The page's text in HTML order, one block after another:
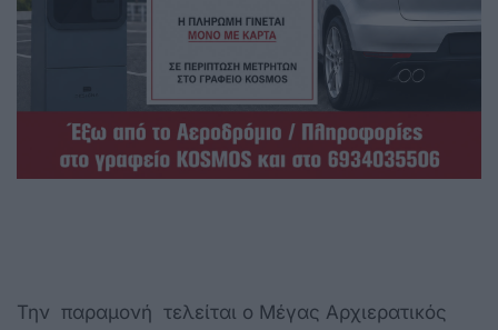
Την παραμονή τελείται ο Μέγας Αρχιερατικός